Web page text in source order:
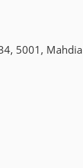
5001, Mahdia